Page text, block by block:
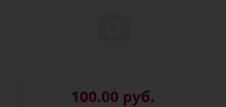
100.00 руб.